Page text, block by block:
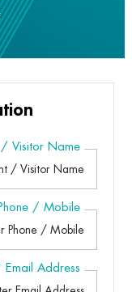
/ Visitor Name
Phone / Mobile
Email Address
*